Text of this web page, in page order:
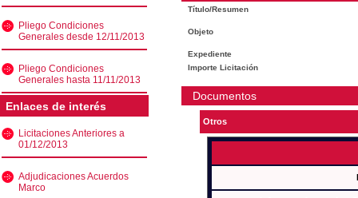
Pliego Condiciones
Generales desde 12/11/2013
Pliego Condiciones
Generales hasta 11/11/2013
Enlaces de interés
Licitaciones Anteriores a
01/12/2013
Adjudicaciones Acuerdos
Marco
Título/Resumen
Objeto
Expediente
Importe Licitación
Documentos
Otros